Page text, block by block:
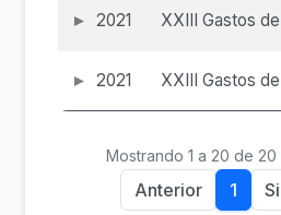
2021 XXIII Gastos
2021 XXIII Gastos
Mostrando 1 a 20 de 20
Anterior 1